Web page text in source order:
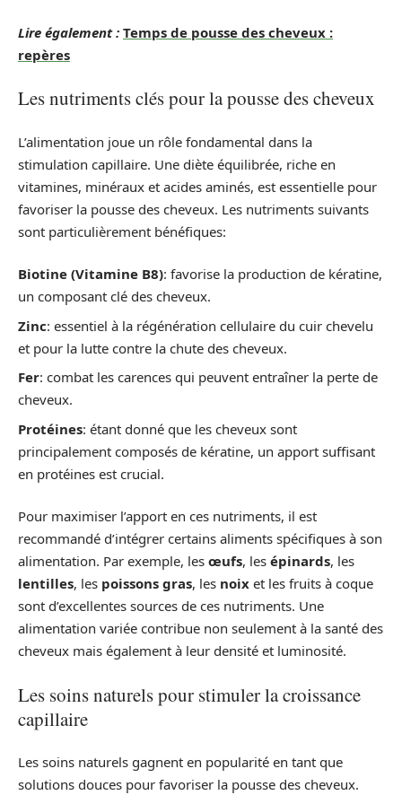
Lire également : Temps de pousse des cheveux :
repères
Les nutriments clés pour la pousse des cheveux
L’alimentation joue un rôle fondamental dans la
stimulation capillaire. Une diète équilibrée, riche en
vitamines, minéraux et acides aminés, est essentielle pour
favoriser la pousse des cheveux. Les nutriments suivants
sont particulièrement bénéfiques:
Biotine (Vitamine B8): favorise la production de kératine,
un composant clé des cheveux.
Zinc: essentiel à la régénération cellulaire du cuir chevelu
et pour la lutte contre la chute des cheveux.
Fer: combat les carences qui peuvent entraîner la perte de
cheveux.
Protéines: étant donné que les cheveux sont
principalement composés de kératine, un apport suffisant
en protéines est crucial.
Pour maximiser l’apport en ces nutriments, il est
recommandé d’intégrer certains aliments spécifiques à son
alimentation. Par exemple, les œufs, les épinards, les
lentilles, les poissons gras, les noix et les fruits à coque
sont d’excellentes sources de ces nutriments. Une
alimentation variée contribue non seulement à la santé des
cheveux mais également à leur densité et luminosité.
Les soins naturels pour stimuler la croissance
capillaire
Les soins naturels gagnent en popularité en tant que
solutions douces pour favoriser la pousse des cheveux.